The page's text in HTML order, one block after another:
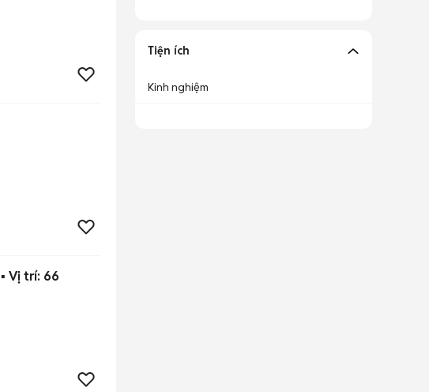
🏢 CHO THUÊ VĂN PHÒNG TRUNG TÂM QUẬN 1 – 66 PHÓ ĐỨC CHÍNH ▪️ Vị trí: 66
Tiện ích
Kinh nghiệm